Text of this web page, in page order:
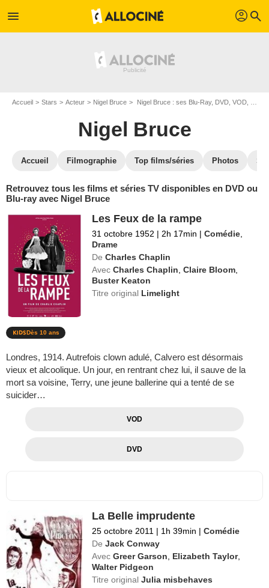
menu profil search
Accueil Stars Acteur Nigel Bruce Nigel Bruce : ses Blu-Ray, DVD, VOD, SVOD
Nigel Bruce
Accueil Filmographie Top films/séries Photos
Retrouvez tous les films et séries TV disponibles en DVD ou
Blu-ray avec Nigel Bruce
Les Feux de la rampe
31 octobre 1952 | 2h 17min | Comédie
Drame
De Charles Chaplin
Avec Charles Chaplin ,Claire Bloom
Buster Keaton
Titre original Limelight
Dès 10 ans
Londres, 1914. Autrefois clown adulé, Calvero est désormais
vieux et alcoolique. Un jour, en rentrant chez lui, il sauve de la
mort sa voisine, Terry, une jeune ballerine qui a tenté de se
suicider…
VOD
DVD
La Belle imprudente
25 octobre 2011 | 1h 39min | Comédie
De Jack Conway
Avec Greer Garson Elizabeth Taylor,
Walter Pidgeon
Titre originalJulia misbehaves